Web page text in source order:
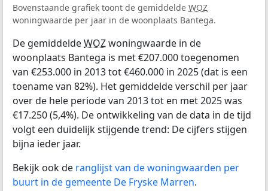
Bovenstaande grafiek toont de gemiddelde WOZ
woningwaarde per jaar in de woonplaats Bantega.
De gemiddeldeWOZwoningwaarde in de
woonplaats Bantega is met €207.000 toegenomen
van €253.000 in 2013 tot €460.000 in 2025 (dat is een
toename van 82%). Het gemiddelde verschil per jaar
over de hele periode van 2013 tot en met 2025 was
€17.250 (5,4%). De ontwikkeling van de data in de tijd
volgt een duidelijk stijgende trend: De cijfers stijgen
bijna ieder jaar.
Bekijk ook de ranglijst van de woningwaarden per
buurt in de gemeente De Fryske Marren.